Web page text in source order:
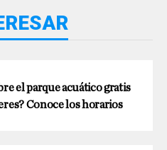
el parque acuático gratis
Conoce los horarios